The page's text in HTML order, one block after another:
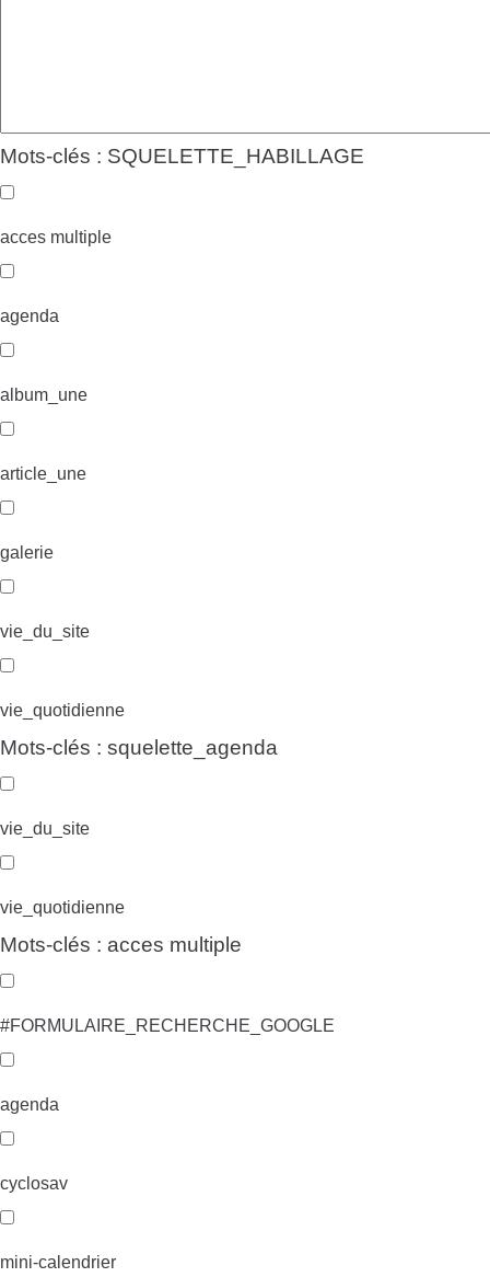
Mots-clés : SQUELETTE_HABILLAGE
acces multiple
agenda
album_une
article_une
galerie
vie_du_site
vie_quotidienne
Mots-clés : squelette_agenda
vie_du_site
vie_quotidienne
Mots-clés : acces multiple
#FORMULAIRE_RECHERCHE_GOOGLE
agenda
cyclosav
mini-calendrier